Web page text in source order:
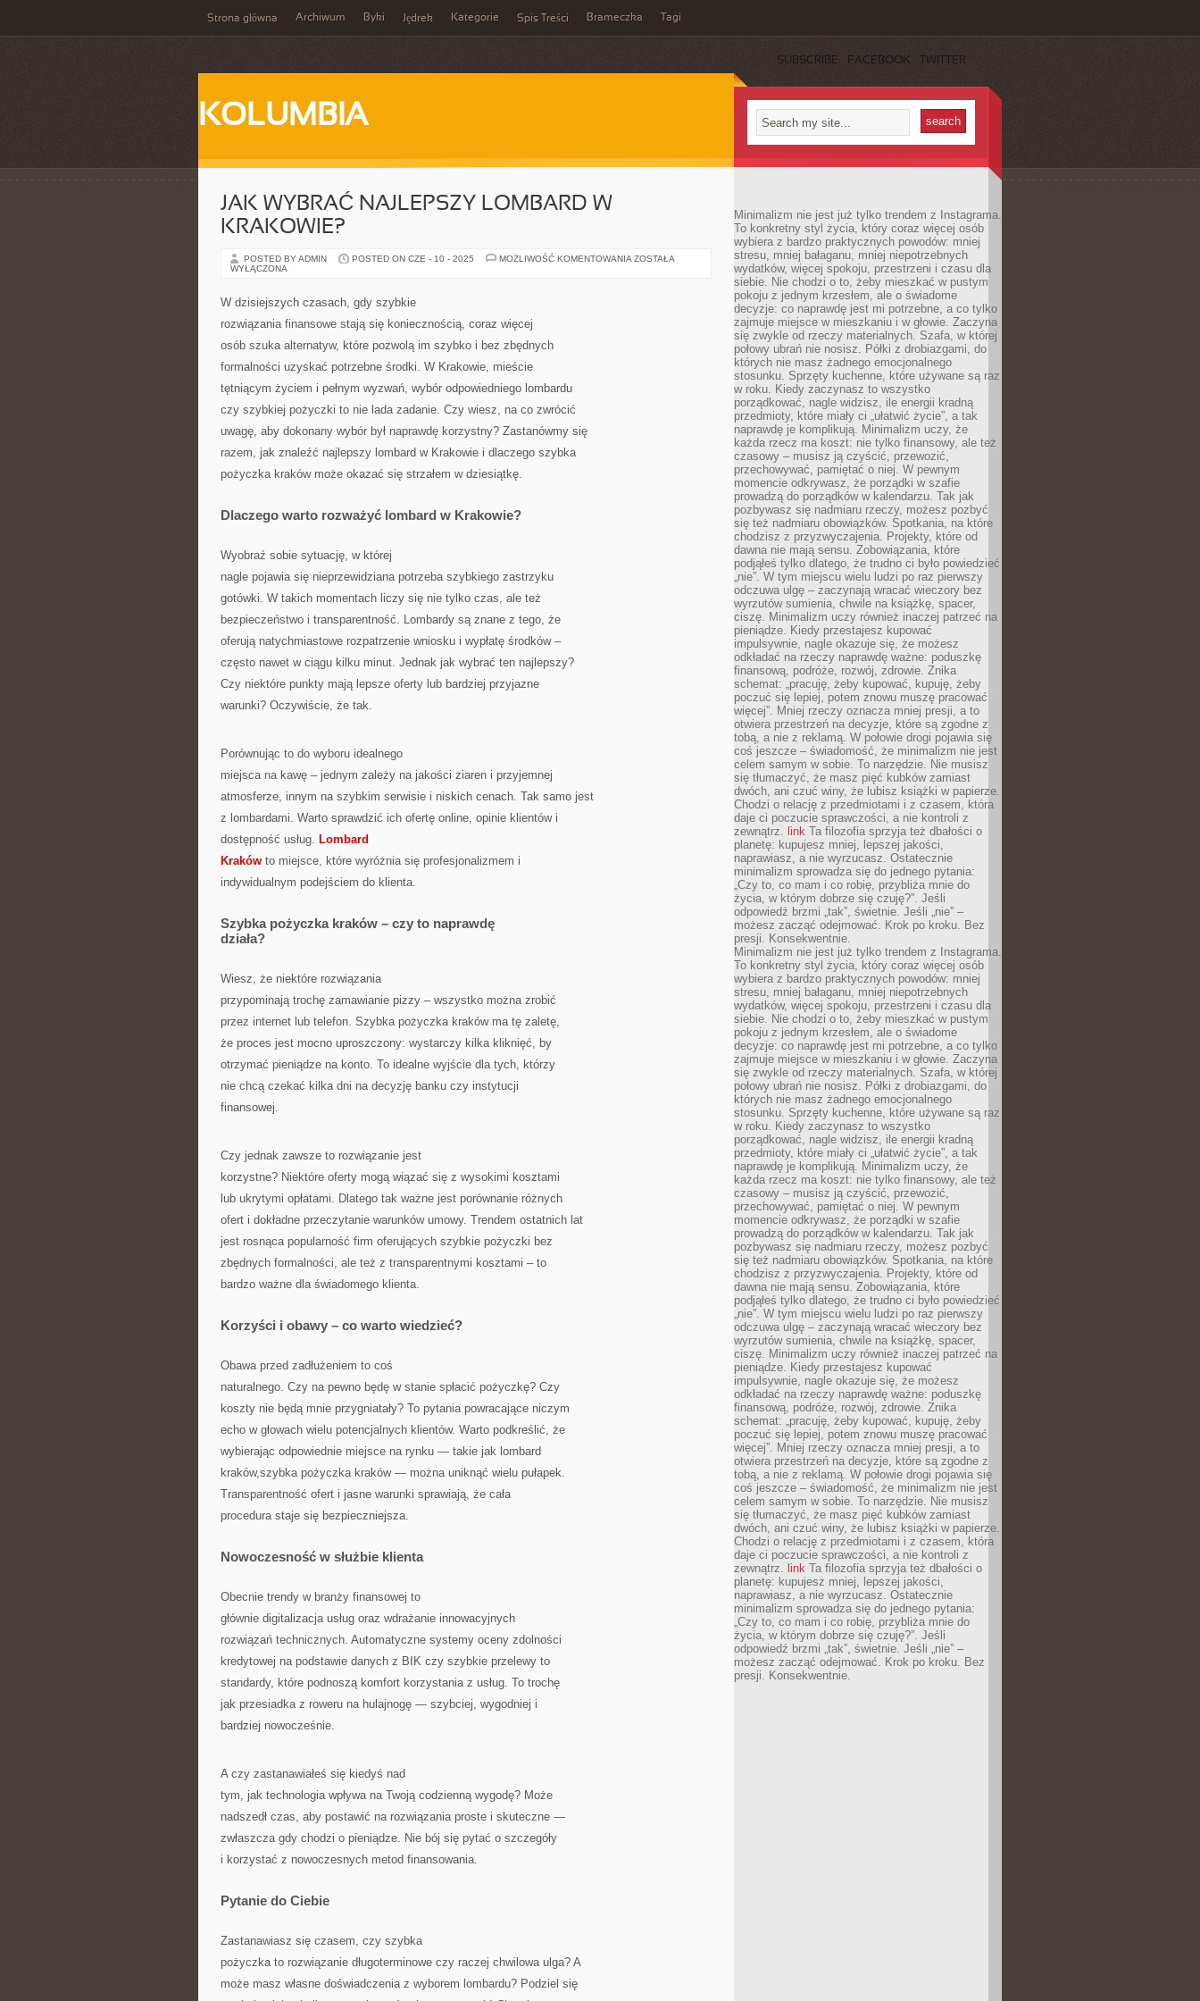
Strona główna Archiwum Byki Jędrek Kategorie Spis Treści Brameczka Tagi
SUBSCRIBE FACEBOOK TWITTER
KOLUMBIA
JAK WYBRAĆ NAJLEPSZY LOMBARD W
KRAKOWIE?
POSTED BY ADMIN POSTED ON CZE - 10 - 2025 MOŻLIWOŚĆ KOMENTOWANIA JAK
ZOSTAŁA
WYŁĄCZONA
W dzisiejszych czasach, gdy szybkie
rozwiązania finansowe stają się koniecznością, coraz więcej
osób szuka alternatyw, które pozwolą im szybko i bez zbędnych
formalności uzyskać potrzebne środki. W Krakowie, mieście
tętniącym życiem i pełnym wyzwań, wybór odpowiedniego lombardu
czy szybkiej pożyczki to nie lada zadanie. Czy wiesz, na co zwrócić
uwagę, aby dokonany wybór był naprawdę korzystny? Zastanówmy się
razem, jak znaleźć najlepszy lombard w Krakowie i dlaczego szybka
pożyczka kraków może okazać się strzałem w dziesiątkę.
Dlaczego warto rozważyć lombard w Krakowie?
Wyobraź sobie sytuację, w której
nagle pojawia się nieprzewidziana potrzeba szybkiego zastrzyku
gotówki. W takich momentach liczy się nie tylko czas, ale też
bezpieczeństwo i transparentność. Lombardy są znane z tego, że
oferują natychmiastowe rozpatrzenie wniosku i wypłatę środków –
często nawet w ciągu kilku minut. Jednak jak wybrać ten najlepszy?
Czy niektóre punkty mają lepsze oferty lub bardziej przyjazne
warunki? Oczywiście, że tak.
Porównując to do wyboru idealnego
miejsca na kawę – jednym zależy na jakości ziaren i przyjemnej
atmosferze, innym na szybkim serwisie i niskich cenach. Tak samo jest
z lombardami. Warto sprawdzić ich ofertę online, opinie klientów i
dostępność usług. Lombard
Kraków to miejsce, które wyróżnia się profesjonalizmem i
indywidualnym podejściem do klienta.
Szybka pożyczka kraków – czy to naprawdę
działa?
Wiesz, że niektóre rozwiązania
przypominają trochę zamawianie pizzy – wszystko można zrobić
przez internet lub telefon. Szybka pożyczka kraków ma tę zaletę,
że proces jest mocno uproszczony: wystarczy kilka kliknięć, by
otrzymać pieniądze na konto. To idealne wyjście dla tych, którzy
nie chcą czekać kilka dni na decyzję banku czy instytucji
finansowej.
Czy jednak zawsze to rozwiązanie jest
korzystne? Niektóre oferty mogą wiązać się z wysokimi kosztami
lub ukrytymi opłatami. Dlatego tak ważne jest porównanie różnych
ofert i dokładne przeczytanie warunków umowy. Trendem ostatnich lat
jest rosnąca popularność firm oferujących szybkie pożyczki bez
zbędnych formalności, ale też z transparentnymi kosztami – to
bardzo ważne dla świadomego klienta.
Korzyści i obawy – co warto wiedzieć?
Obawa przed zadłużeniem to coś
naturalnego. Czy na pewno będę w stanie spłacić pożyczkę? Czy
koszty nie będą mnie przygniatały? To pytania powracające niczym
echo w głowach wielu potencjalnych klientów. Warto podkreślić, że
wybierając odpowiednie miejsce na rynku — takie jak lombard
kraków,szybka pożyczka kraków — można uniknąć wielu pułapek.
Transparentność ofert i jasne warunki sprawiają, że cała
procedura staje się bezpieczniejsza.
Nowoczesność w służbie klienta
Obecnie trendy w branży finansowej to
głównie digitalizacja usług oraz wdrażanie innowacyjnych
rozwiązań technicznych. Automatyczne systemy oceny zdolności
kredytowej na podstawie danych z BIK czy szybkie przelewy to
standardy, które podnoszą komfort korzystania z usług. To trochę
jak przesiadka z roweru na hulajnogę — szybciej, wygodniej i
bardziej nowocześnie.
A czy zastanawiałeś się kiedyś nad
tym, jak technologia wpływa na Twoją codzienną wygodę? Może
nadszedł czas, aby postawić na rozwiązania proste i skuteczne —
zwłaszcza gdy chodzi o pieniądze. Nie bój się pytać o szczegóły
i korzystać z nowoczesnych metod finansowania.
Pytanie do Ciebie
Zastanawiasz się czasem, czy szybka
pożyczka to rozwiązanie długoterminowe czy raczej chwilowa ulga? A
może masz własne doświadczenia z wyborem lombardu? Podziel się
Minimalizm nie jest już tylko trendem z Instagrama.
To konkretny styl życia, który coraz więcej osób
wybiera z bardzo praktycznych powodów: mniej
stresu, mniej bałaganu, mniej niepotrzebnych
wydatków, więcej spokoju, przestrzeni i czasu dla
siebie. Nie chodzi o to, żeby mieszkać w pustym
pokoju z jednym krzesłem, ale o świadome
decyzje: co naprawdę jest mi potrzebne, a co tylko
zajmuje miejsce w mieszkaniu i w głowie. Zaczyna
się zwykle od rzeczy materialnych. Szafa, w której
połowy ubrań nie nosisz. Półki z drobiazgami, do
których nie masz żadnego emocjonalnego
stosunku. Sprzęty kuchenne, które używane są raz
w roku. Kiedy zaczynasz to wszystko
porządkować, nagle widzisz, ile energii kradną
przedmioty, które miały ci „ułatwić życie”, a tak
naprawdę je komplikują. Minimalizm uczy, że
każda rzecz ma koszt: nie tylko finansowy, ale też
czasowy – musisz ją czyścić, przewozić,
przechowywać, pamiętać o niej. W pewnym
momencie odkrywasz, że porządki w szafie
prowadzą do porządków w kalendarzu. Tak jak
pozbywasz się nadmiaru rzeczy, możesz pozbyć
się też nadmiaru obowiązków. Spotkania, na które
chodzisz z przyzwyczajenia. Projekty, które od
dawna nie mają sensu. Zobowiązania, które
podjąłeś tylko dlatego, że trudno ci było powiedzieć
„nie”. W tym miejscu wielu ludzi po raz pierwszy
odczuwa ulgę – zaczynają wracać wieczory bez
wyrzutów sumienia, chwile na książkę, spacer,
ciszę. Minimalizm uczy również inaczej patrzeć na
pieniądze. Kiedy przestajesz kupować
impulsywnie, nagle okazuje się, że możesz
odkładać na rzeczy naprawdę ważne: poduszkę
finansową, podróże, rozwój, zdrowie. Znika
schemat: „pracuję, żeby kupować, kupuję, żeby
poczuć się lepiej, potem znowu muszę pracować
więcej”. Mniej rzeczy oznacza mniej presji, a to
otwiera przestrzeń na decyzje, które są zgodne z
tobą, a nie z reklamą. W połowie drogi pojawia się
coś jeszcze – świadomość, że minimalizm nie jest
celem samym w sobie. To narzędzie. Nie musisz
się tłumaczyć, że masz pięć kubków zamiast
dwóch, ani czuć winy, że lubisz książki w papierze.
Chodzi o relację z przedmiotami i z czasem, która
daje ci poczucie sprawczości, a nie kontroli z
zewnątrz. link Ta filozofia sprzyja też dbałości o
planetę: kupujesz mniej, lepszej jakości,
naprawiasz, a nie wyrzucasz. Ostatecznie
minimalizm sprowadza się do jednego pytania:
„Czy to, co mam i co robię, przybliża mnie do
życia, w którym dobrze się czuję?”. Jeśli
odpowiedź brzmi „tak”, świetnie. Jeśli „nie” –
możesz zacząć odejmować. Krok po kroku. Bez
presji. Konsekwentnie.
Minimalizm nie jest już tylko trendem z Instagrama.
To konkretny styl życia, który coraz więcej osób
wybiera z bardzo praktycznych powodów: mniej
stresu, mniej bałaganu, mniej niepotrzebnych
wydatków, więcej spokoju, przestrzeni i czasu dla
siebie. Nie chodzi o to, żeby mieszkać w pustym
pokoju z jednym krzesłem, ale o świadome
decyzje: co naprawdę jest mi potrzebne, a co tylko
zajmuje miejsce w mieszkaniu i w głowie. Zaczyna
się zwykle od rzeczy materialnych. Szafa, w której
połowy ubrań nie nosisz. Półki z drobiazgami, do
których nie masz żadnego emocjonalnego
stosunku. Sprzęty kuchenne, które używane są raz
w roku. Kiedy zaczynasz to wszystko
porządkować, nagle widzisz, ile energii kradną
przedmioty, które miały ci „ułatwić życie”, a tak
naprawdę je komplikują. Minimalizm uczy, że
każda rzecz ma koszt: nie tylko finansowy, ale też
czasowy – musisz ją czyścić, przewozić,
przechowywać, pamiętać o niej. W pewnym
momencie odkrywasz, że porządki w szafie
prowadzą do porządków w kalendarzu. Tak jak
pozbywasz się nadmiaru rzeczy, możesz pozbyć
się też nadmiaru obowiązków. Spotkania, na które
chodzisz z przyzwyczajenia. Projekty, które od
dawna nie mają sensu. Zobowiązania, które
podjąłeś tylko dlatego, że trudno ci było powiedzieć
„nie”. W tym miejscu wielu ludzi po raz pierwszy
odczuwa ulgę – zaczynają wracać wieczory bez
wyrzutów sumienia, chwile na książkę, spacer,
ciszę. Minimalizm uczy również inaczej patrzeć na
pieniądze. Kiedy przestajesz kupować
impulsywnie, nagle okazuje się, że możesz
odkładać na rzeczy naprawdę ważne: poduszkę
finansową, podróże, rozwój, zdrowie. Znika
schemat: „pracuję, żeby kupować, kupuję, żeby
poczuć się lepiej, potem znowu muszę pracować
więcej”. Mniej rzeczy oznacza mniej presji, a to
otwiera przestrzeń na decyzje, które są zgodne z
tobą, a nie z reklamą. W połowie drogi pojawia się
coś jeszcze – świadomość, że minimalizm nie jest
celem samym w sobie. To narzędzie. Nie musisz
się tłumaczyć, że masz pięć kubków zamiast
dwóch, ani czuć winy, że lubisz książki w papierze.
Chodzi o relację z przedmiotami i z czasem, która
daje ci poczucie sprawczości, a nie kontroli z
zewnątrz. link Ta filozofia sprzyja też dbałości o
planetę: kupujesz mniej, lepszej jakości,
naprawiasz, a nie wyrzucasz. Ostatecznie
minimalizm sprowadza się do jednego pytania:
„Czy to, co mam i co robię, przybliża mnie do
życia, w którym dobrze się czuję?”. Jeśli
odpowiedź brzmi „tak”, świetnie. Jeśli „nie” –
możesz zacząć odejmować. Krok po kroku. Bez
presji. Konsekwentnie.